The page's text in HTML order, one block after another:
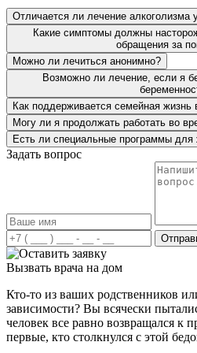
то, что смогли донести до меня,
Я привёз мать в вашу клинику
алкоголя у неё начались проблемы
сильно отекало все тело. Мать
это очень важно, чтобы привели в
После курса детоксикации,
психологом, различные групповые
вашим специалистам за
время могу наблюдать, как жизнь
новые возможности и трезвую
заново интерес к жизни проснулся.
Отличается ли лечение
Какие симптомы должны
обращения за
Можно ли лечиться анонимно?
Возможно ли лечение, если я
Как поддерживается семейная жизнь
Могу ли я продолжать работать во
Есть ли специальные программы
Задать вопрос
Вызвать врача на дом
Кто-то из ваших родственников
зависимости? Вы всячески
человек все равно возвращался
первые, кто столкнулся с этой